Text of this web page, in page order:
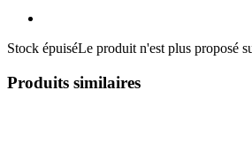
Stock épuiséLe produit n'est plus proposé
Produits similaires